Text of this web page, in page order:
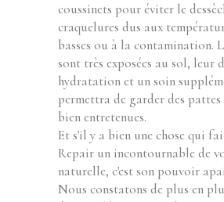
coussinets pour éviter le
craquelures dus aux
basses ou à la contamination.
sont très exposées au sol, leur
hydratation et un soin
permettra de garder des pattes
bien entretenues.
Et s'il y a bien une chose qui
Repair un incontournable de
naturelle, c'est son pouvoir
Nous constatons de plus en